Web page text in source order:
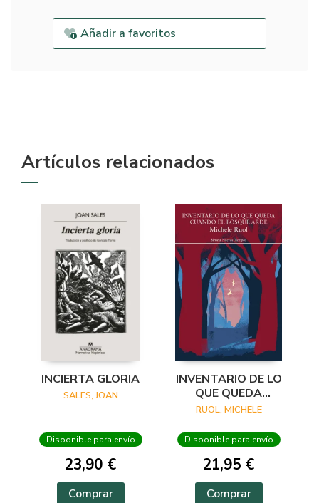
Añadir a favoritos
Artículos relacionados
INCIERTA GLORIA
SALES, JOAN
Disponible para envío
23,90 €
Comprar
INVENTARIO DE LO
QUE QUEDA
CUANDO EL
RUOL, MICHELE
Disponible para envío
21,95 €
Comprar